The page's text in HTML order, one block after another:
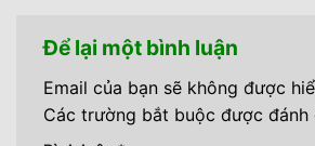
Để lại một bình luận
Email của bạn sẽ không được
Các trường bắt buộc được đánh